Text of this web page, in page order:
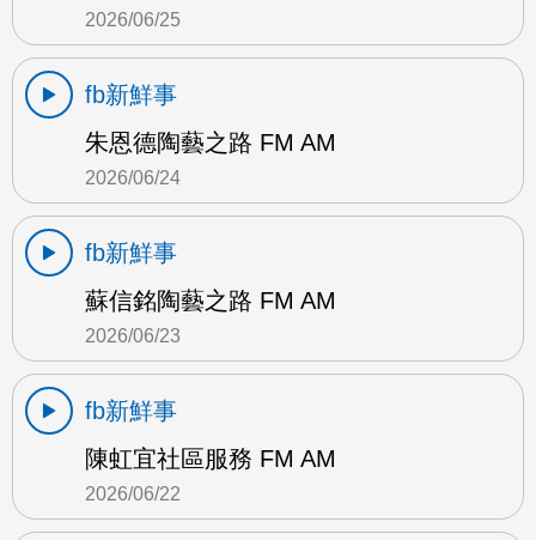
2026/06/25
fb新鮮事
朱恩德陶藝之路 FM AM
2026/06/24
fb新鮮事
蘇信銘陶藝之路 FM AM
2026/06/23
fb新鮮事
陳虹宜社區服務 FM AM
2026/06/22